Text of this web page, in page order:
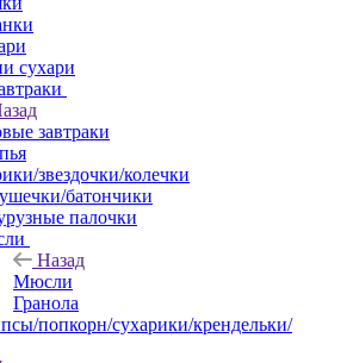
сухари
завтраки
звездочки/колечки
батончики
палочки
Назад
Мюсли
Гранола
попкорн/сухарики/крендельки/